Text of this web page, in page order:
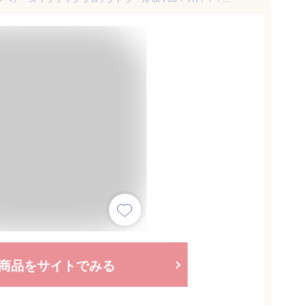
品をサイトでみる